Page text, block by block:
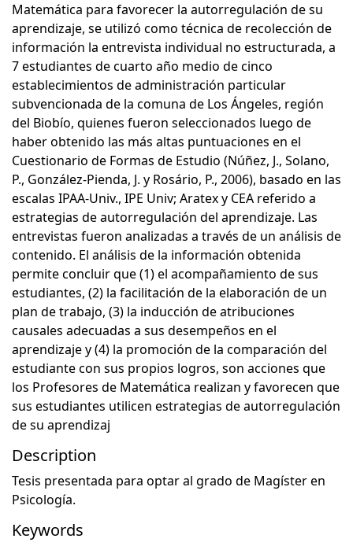
Matemática para favorecer la autorregulación de su
aprendizaje, se utilizó como técnica de recolección de
información la entrevista individual no estructurada, a
7 estudiantes de cuarto año medio de cinco
establecimientos de administración particular
subvencionada de la comuna de Los Ángeles, región
del Biobío, quienes fueron seleccionados luego de
haber obtenido las más altas puntuaciones en el
Cuestionario de Formas de Estudio (Núñez, J., Solano,
P., González-Pienda, J. y Rosário, P., 2006), basado en las
escalas IPAA-Univ., IPE Univ; Aratex y CEA referido a
estrategias de autorregulación del aprendizaje. Las
entrevistas fueron analizadas a través de un análisis de
contenido. El análisis de la información obtenida
permite concluir que (1) el acompañamiento de sus
estudiantes, (2) la facilitación de la elaboración de un
plan de trabajo, (3) la inducción de atribuciones
causales adecuadas a sus desempeños en el
aprendizaje y (4) la promoción de la comparación del
estudiante con sus propios logros, son acciones que
los Profesores de Matemática realizan y favorecen que
sus estudiantes utilicen estrategias de autorregulación
de su aprendizaj
Description
Tesis presentada para optar al grado de Magíster en
Psicología.
Keywords